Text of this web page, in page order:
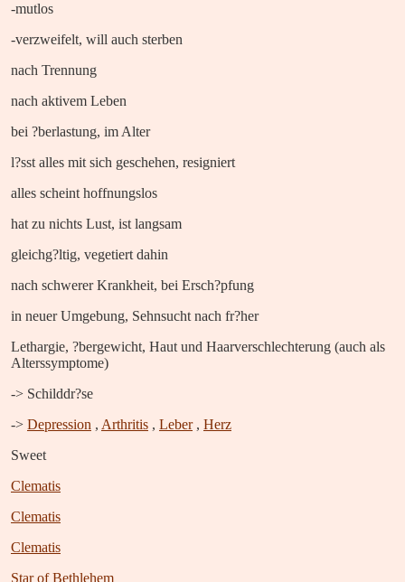
-mutlos
-verzweifelt, will auch sterben
nach Trennung
nach aktivem Leben
bei ?berlastung, im Alter
l?sst alles mit sich geschehen, resigniert
alles scheint hoffnungslos
hat zu nichts Lust, ist langsam
gleichg?ltig, vegetiert dahin
nach schwerer Krankheit, bei Ersch?pfung
in neuer Umgebung, Sehnsucht nach fr?her
Lethargie, ?bergewicht, Haut und Haarverschlechterung (auch als
Alterssymptome)
-> Schilddr?se
-> Depression , Arthritis , Leber , Herz
Sweet
Clematis
Clematis
Clematis
Star of Bethlehem